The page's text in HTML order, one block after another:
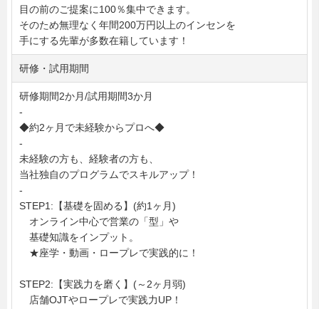
目の前のご提案に100％集中できます。
そのため無理なく年間200万円以上のインセンを
手にする先輩が多数在籍しています！
研修・試用期間
研修期間2か月/試用期間3か月
-
◆約2ヶ月で未経験からプロへ◆
-
未経験の方も、経験者の方も、
当社独自のプログラムでスキルアップ！
-
STEP1:【基礎を固める】(約1ヶ月)
オンライン中心で営業の「型」や
基礎知識をインプット。
★座学・動画・ロープレで実践的に！
STEP2:【実践力を磨く】(～2ヶ月弱)
店舗OJTやロープレで実践力UP！